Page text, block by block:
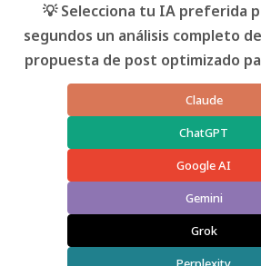
💡 Selecciona tu IA preferida
segundos un análisis completo
propuesta de post optimizado
Claude
ChatGPT
Google AI
Gemini
Grok